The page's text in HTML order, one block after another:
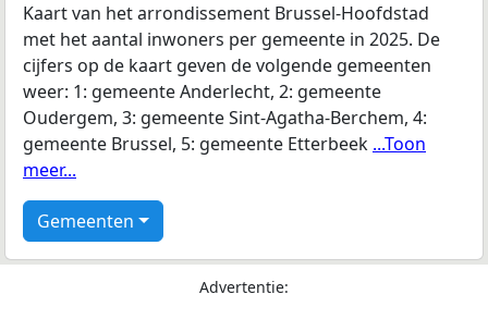
Kaart van het arrondissement Brussel-Hoofdstad
met het aantal inwoners per gemeente in 2025. De
cijfers op de kaart geven de volgende gemeenten
weer: 1: gemeente Anderlecht, 2: gemeente
Oudergem, 3: gemeente Sint-Agatha-Berchem, 4:
gemeente Brussel, 5: gemeente Etterbeek ...Toon
meer...
Gemeenten
Advertentie: